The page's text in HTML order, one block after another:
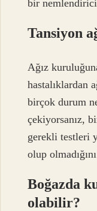
bir
Tansiyon
Ağız
hastalıklardan
birçok durum
çekiyorsanız,
gerekli testleri
olup
Boğazda
olabilir?